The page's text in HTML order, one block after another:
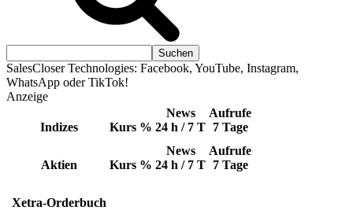
SalesCloser Technologies: Facebook, YouTube, Instagram,
WhatsApp oder TikTok!
Anzeige
Indizes Kurs %
News
24 h / 7 T
Aufrufe
7 Tage
Aktien Kurs %
News
24 h / 7 T
Aufrufe
7 Tage
Xetra-Orderbuch